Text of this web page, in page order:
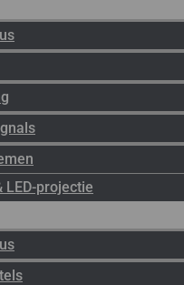
LED-projectie